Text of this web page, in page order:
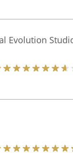
Evolution